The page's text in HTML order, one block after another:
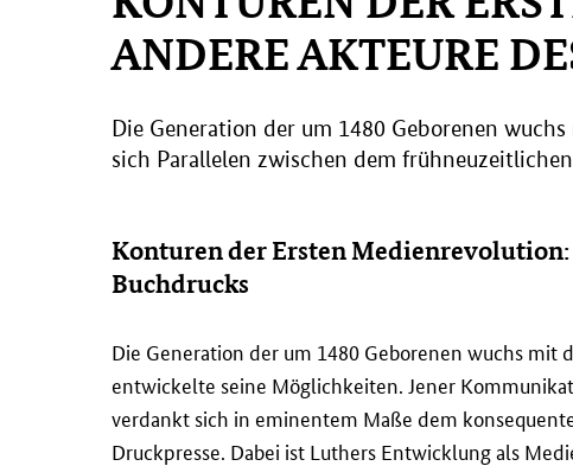
ANDERE AKTEURE
Die Generation der um 1480 Geborenen
sich Parallelen zwischen dem
Konturen der Ersten
Buchdrucks
Die Generation der um 1480 Geborenen wuchs
entwickelte seine Möglichkeiten. Jener
verdankt sich in eminentem Maße dem
Druckpresse. Dabei ist Luthers Entwicklung als